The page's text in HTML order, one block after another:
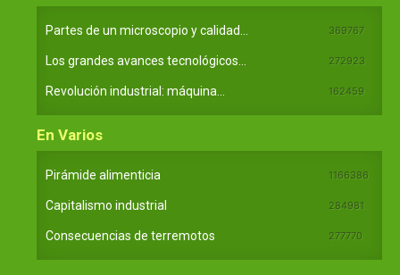
Partes de un microscopio y calidad... 369767
Los grandes avances tecnológicos... 272923
Revolución industrial: máquina... 162459
En Varios
Pirámide alimenticia 1166386
Capitalismo industrial 284981
Consecuencias de terremotos 277770